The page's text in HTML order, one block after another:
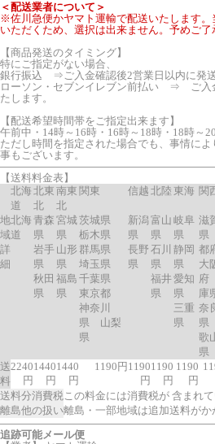
＜配送業者について＞
※佐川急便かヤマト運輸で配送いたします
いただくため、選択は出来ません。予めご了
【商品発送のタイミング】
特にご指定がない場合、
銀行振込 ⇒ご入金確認後2営業日以内に発送
ローソン・セブンイレブン前払い ⇒ ご入
たします。
【配送希望時間帯をご指定出来ます】
午前中・14時～16時・16時～18時・18時～
ただし時間を指定された場合でも、事情に
事もございます。
【送料料金表】
北海
道
北東
北
南東
北
関東 信越 北陸 東海 関
地
域
詳
細
北海
道
青森
県
岩手
県
秋田
県
宮城
県
山形
県
福島
県
茨城県
栃木県
群馬県
埼玉県
千葉県
東京都
神奈川
県 山梨
県
新潟
県
長野
県
富山
県
石川
県
福井
県
岐阜
県
静岡
県
愛知
県
三重
県
滋
都
大
庫
奈
県
歌
県
送
料
2240
円
1440
円
1440
円
1190円 1190
円
1190
円
1190
円
送料分消費税この料金には消費税が 含まれて
離島他の扱い離島・一部地域は追加送料がか
追跡可能メール便